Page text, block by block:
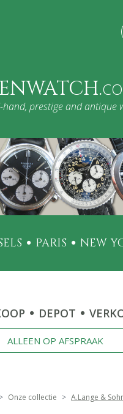
hand, prestige and antique
PARIS NEW
DEPOT
ALLEEN OP AFSPRAAK
Onze collectie A.Lange &